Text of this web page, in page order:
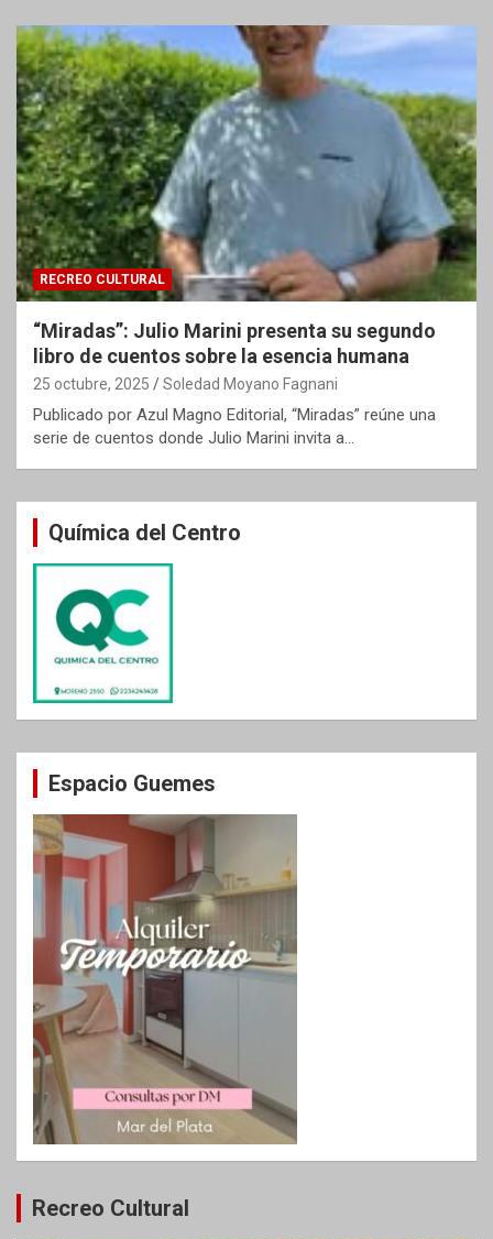
RECREO CULTURAL
“Miradas”: Julio Marini presenta su segundo
libro de cuentos sobre la esencia humana
25 octubre, 2025 Soledad Moyano Fagnani
Publicado por Azul Magno Editorial, “Miradas” reúne una
serie de cuentos donde Julio Marini invita a…
Química del Centro
Espacio Guemes
Recreo Cultural